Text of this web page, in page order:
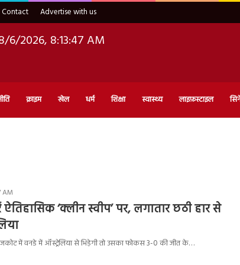
Contact Advertise with us
6/2026, 8:13:48 AM
क्राइम खेल धर्म शिक्षा स्वास्थ्य लाइफ़स्टाइल
AM
‘क्लीन स्वीप’ पर, लगातार छठी हार से
में वनडे में ऑस्ट्रेलिया से भिड़ेगी तो उसका फोकस 3-0 की जीत के…